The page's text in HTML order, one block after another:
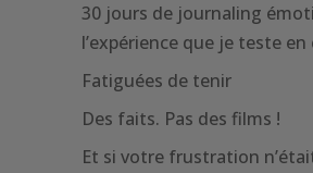
30 jours de journaling
l’expérience que je teste
Fatiguées de tenir
Des faits. Pas des films !
Et si votre frustration